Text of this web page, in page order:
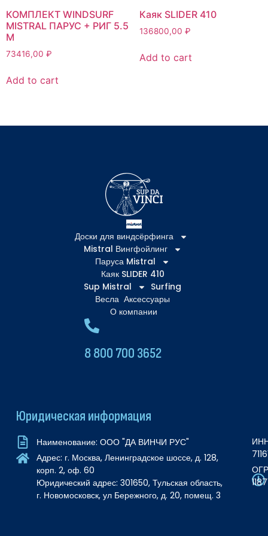
КОМПЛЕКТ WINDSURF
MISTRAL ПАРУС + РИГ 5.5
М
73416,00 ₽
Add to cart
Каяк SLIDER 410
136800,00 ₽
Add to cart
Доски для виндсёрфинга
Mistral Вингфойлинг
Паруса Mistral
Каяк SLIDER 410
Sup Mistral
Surfing
Весла Аксессуары
О компании
8 800 700 3652
Юридическая информация
Наименование: ООО "ДА ВИНЧИ РУС"
Адрес: г. Москва, Ленинградское шоссе, д. 128,
корп. 2, оф. 60
Юридический адрес: 301650, Тульская область,
г. Новомосковск, ул Бережного, д. 20, помещ. 3